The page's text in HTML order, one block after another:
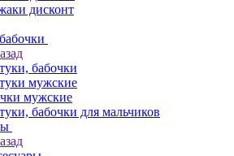
дисконт
бабочки
мужские
мужские
бабочки для мальчиков